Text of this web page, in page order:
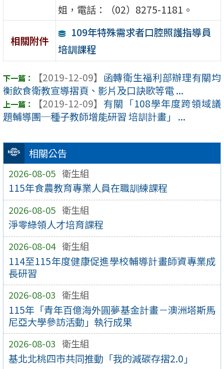
相關公告
2026-08-05 衛生組
115年食農教育專業人員在職訓練課程
2026-08-05 衛生組
淨零綠領人才培育課程
2026-08-04 衛生組
114至115年度健康促進學校輔導計畫師資專業成
長研習
2026-08-03 衛生組
115年「青年百億海外圓夢基金計畫－澳洲塔斯馬
尼亞大學參訪活動」執行成果
2026-08-03 衛生組
基北北桃四市共同推動「我的減碳存摺2.0」
姐，電話：（02）8275-1181。
相關附件
109年特殊需求者口腔照護指導員
培訓課程
【2019-12-09】 函轉衛生福利部辦理有關均
衡飲食衛教宣導摺頁、影片及口訣歌等電 ...
【2019-12-09】 有關「108學年度跨領域議
題輔導團─種子教師增能研習 培訓計畫」 ...